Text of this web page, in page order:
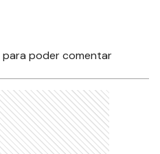
para poder comentar